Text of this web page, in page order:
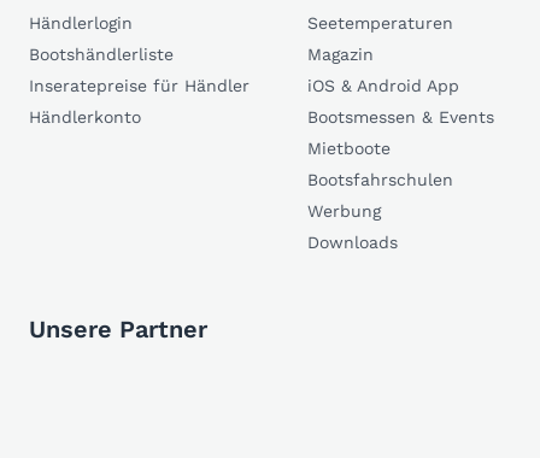
Händlerlogin
Bootshändlerliste
Inseratepreise für Händler
Händlerkonto
Seetemperaturen
Magazin
iOS & Android App
Bootsmessen & Events
Mietboote
Bootsfahrschulen
Werbung
Downloads
Unsere Partner